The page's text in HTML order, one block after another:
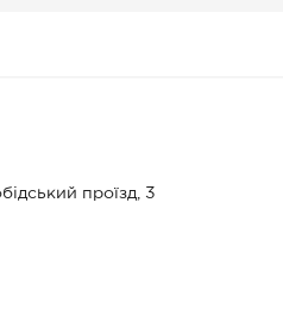
проїзд, 3